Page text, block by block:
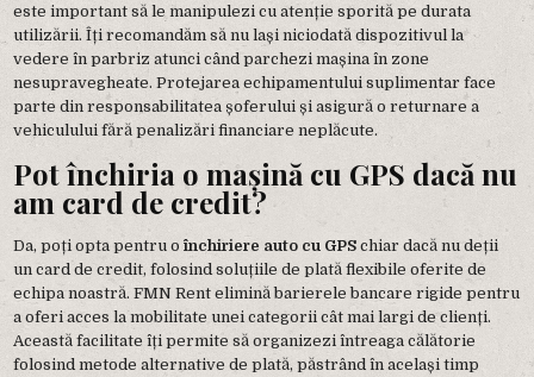
este important să le manipulezi cu atenție sporită pe durata
utilizării. Îți recomandăm să nu lași niciodată dispozitivul la
vedere în parbriz atunci când parchezi mașina în zone
nesupravegheate. Protejarea echipamentului suplimentar face
parte din responsabilitatea șoferului și asigură o returnare a
vehiculului fără penalizări financiare neplăcute.
Pot închiria o mașină cu GPS dacă nu
am card de credit?
Da, poți opta pentru oînchiriere auto cu GPS chiar dacă nu deții
un card de credit, folosind soluțiile de plată flexibile oferite de
echipa noastră. FMN Rent elimină barierele bancare rigide pentru
a oferi acces la mobilitate unei categorii cât mai largi de clienți.
Această facilitate îți permite să organizezi întreaga călătorie
folosind metode alternative de plată, păstrând în același timp